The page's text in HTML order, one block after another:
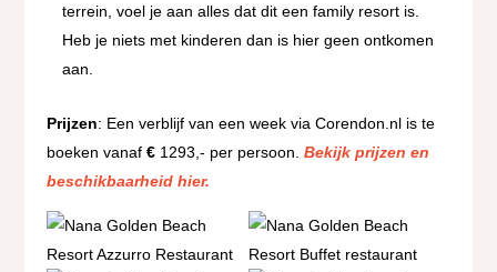
terrein, voel je aan alles dat dit een family resort is.
Heb je niets met kinderen dan is hier geen ontkomen
aan.
Prijzen: Een verblijf van een week via Corendon.nl is te
boeken vanaf€ 1293,- per persoon.Bekijk prijzen en
beschikbaarheid hier.